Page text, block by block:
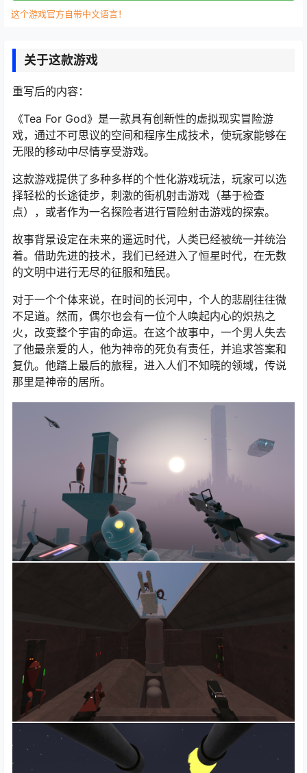
这个游戏官方自带中文语言！
关于这款游戏
重写后的内容：
《Tea For God》是一款具有创新性的虚拟现实冒险游
戏，通过不可思议的空间和程序生成技术，使玩家能够在
无限的移动中尽情享受游戏。
这款游戏提供了多种多样的个性化游戏玩法，玩家可以选
择轻松的长途徒步，刺激的街机射击游戏（基于检查
点），或者作为一名探险者进行冒险射击游戏的探索。
故事背景设定在未来的遥远时代，人类已经被统一并统治
着。借助先进的技术，我们已经进入了恒星时代，在无数
的文明中进行无尽的征服和殖民。
对于一个个体来说，在时间的长河中，个人的悲剧往往微
不足道。然而，偶尔也会有一位个人唤起内心的炽热之
火，改变整个宇宙的命运。在这个故事中，一个男人失去
了他最亲爱的人，他为神帝的死负有责任，并追求答案和
复仇。他踏上最后的旅程，进入人们不知晓的领域，传说
那里是神帝的居所。